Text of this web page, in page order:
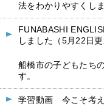
法をわかりやすくしま
FUNABASHI
しました（5月22日更
船橋市の子どもたち
す。
学習動画 今こそ考え